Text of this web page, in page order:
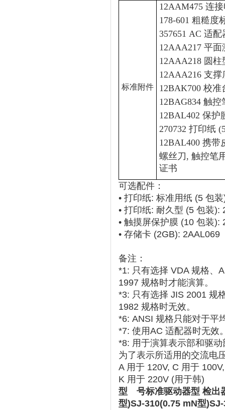
标准附件
12AAM475 连
178-601 粗糙度
357651 AC 适配
12AAA217 平
12AAA218 圆
12AAA216 支撑
12BAK700 校准
12BAG834 触控
12BAL402 保护
270732 打印纸
12BAL400 携带
螺丝刀, 触控笔
证书
可选配件：
• 打印纸: 标准用纸 (5 包
• 打印纸: 耐久型 (5 包装):
• 触摸屏保护膜 (10 包装):
• 存储卡 (2GB): 2AAL069
备注：
*1: 只有选择 VDA 规格、
1997 规格时才能演算。
*3: 只有选择 JIS 2001 规
1982 规格时无效。
*6: ANSI 规格只能对于平
*7: 使用AC 适配器时无效
*8: 用于演算表示部和驱
为了表示所适用的交流电
A 用于 120V, C 用于
K 用于 220V (用于韩)
型 号标准驱动器型 检出
型)SJ-310(0.75 mN型